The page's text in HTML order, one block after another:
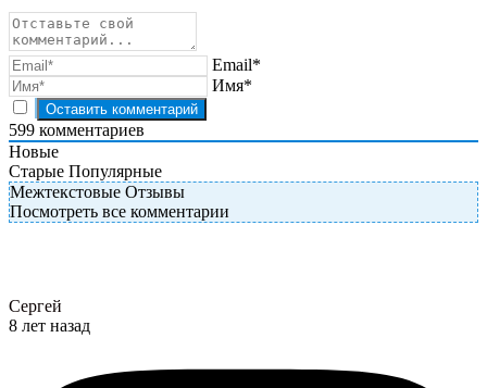
Email*
Имя*
599 комментариев
Новые
Старые Популярные
Межтекстовые Отзывы
Посмотреть все комментарии
Сергей
8 лет назад